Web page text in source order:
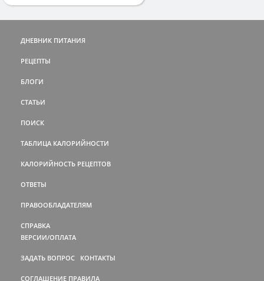
ДНЕВНИК ПИТАНИЯ
РЕЦЕПТЫ
БЛОГИ
СТАТЬИ
ПОИСК
ТАБЛИЦА КАЛОРИЙНОСТИ
КАЛОРИЙНОСТЬ РЕЦЕПТОВ
ОТВЕТЫ
ПРАВООБЛАДАТЕЛЯМ
СПРАВКА
ВЕРСИИ/ОПЛАТА
ЗАДАТЬ ВОПРОС КОНТАКТЫ
СОГЛАШЕНИЕ ПРАВИЛА